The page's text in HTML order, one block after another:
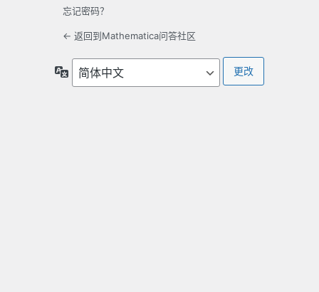
忘记密码？
← 返回到Mathematica问答社区
言